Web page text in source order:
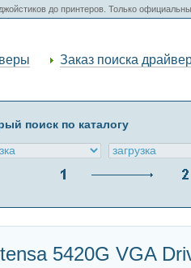
до принтеров. Только
Заказ поиска
поиск по каталогу
5420G VGA